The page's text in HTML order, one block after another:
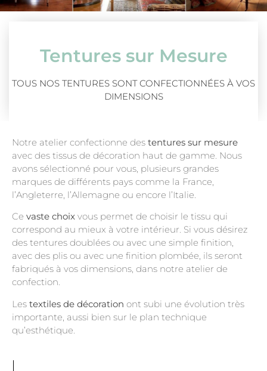
Tentures sur Mesure
TOUS NOS TENTURES SONT CONFECTIONNÉES À VOS
DIMENSIONS
Notre atelier confectionne des tentures sur mesure
avec des tissus de décoration haut de gamme. Nous
avons sélectionné pour vous, plusieurs grandes
marques de différents pays comme la France,
l’Angleterre, l’Allemagne ou encore l’Italie.
Ce vaste choix vous permet de choisir le tissu qui
correspond au mieux à votre intérieur. Si vous désirez
des tentures doublées ou avec une simple finition,
avec des plis ou avec une finition plombée, ils seront
fabriqués à vos dimensions, dans notre atelier de
confection.
Les textiles de décoration ont subi une évolution très
importante, aussi bien sur le plan technique
qu’esthétique.